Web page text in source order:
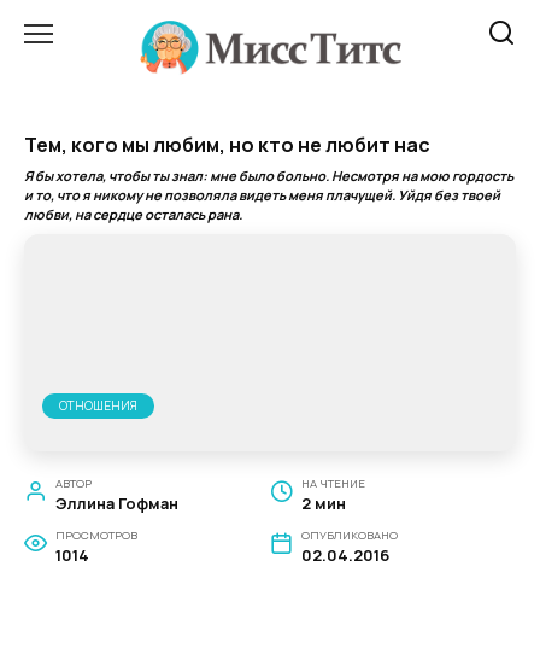
Тем, кого мы любим, но кто не любит нас
Я бы хотела, чтобы ты знал: мне было больно. Несмотря на мою гордость
и то, что я никому не позволяла видеть меня плачущей. Уйдя без твоей
любви, на сердце осталась рана.
ОТНОШЕНИЯ
АВТОР
Эллина Гофман
НА ЧТЕНИЕ
2 мин
ПРОСМОТРОВ
1014
ОПУБЛИКОВАНО
02.04.2016